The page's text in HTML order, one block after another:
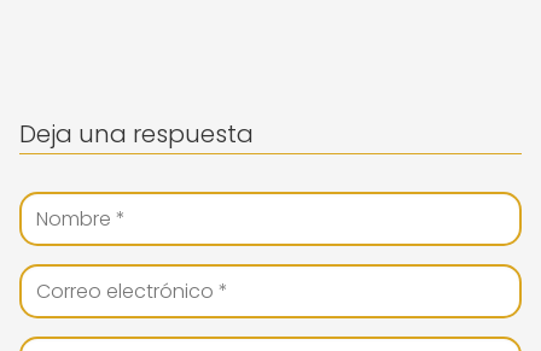
Deja una respuesta